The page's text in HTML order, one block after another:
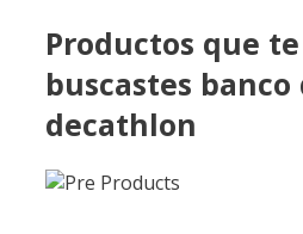
Productos que
buscastes banco
decathlon